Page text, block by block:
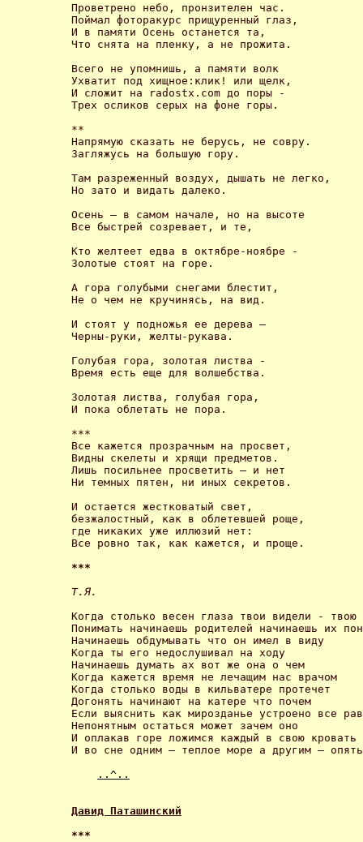
Проветрено небо, пронзителен час.
Поймал фоторакурс прищуренный глаз,
И в памяти Осень останется та,
Что снята на пленку, а не прожита.
Всего не упомнишь, a памяти волк
Ухватит под хищное:клик! или щелк,
И сложит на radostx.com до поры -
Трех осликов серых на фоне горы.
**
Напрямую сказать не берусь, не совру.
Загляжусь на большую гору.
Там разреженный воздух, дышать не легко,
Но зато и видать далеко.
Осень – в самом начале, но на высоте
Все быстрей созревает, и те,
Кто желтеет едва в октябре-ноябре -
Золотые стоят на горе.
А гора голубыми снегами блестит,
Не о чем не кручинясь, на вид.
И стоят у подножья ее дерева –
Черны-руки, желты-рукава.
Голубая гора, золотая листва -
Время есть еще для волшебства.
Золотая листва, голубая гора,
И пока облетать не пора.
***
Все кажется прозрачным на просвет,
Bидны скелеты и хрящи предметов.
Лишь посильнее просветить – и нет
Ни темных пятен, ни иных секретов.
И остается жестковатый свет,
безжалостный, как в облетевшей роще,
где никаких уже иллюзий нет:
Все ровно так, как кажется, и проще.
***
Т.Я.
Когда столько весен глаза твои видели -
Понимать начинаешь родителей начинаешь их
Начинаешь обдумывать что он имел в виду
Когда ты его недослушивал на ходу
Начинаешь думать ах вот же она о чем
Когда кажется время не лечащим нас врачом
Когда столько воды в кильватере протечет
Догонять начинают на катере что почем
Если выяснить как мирозданье устроено все
Непонятным остаться может зачем оно
И оплакав горе ложимся каждый в свою кровать
И во сне одним – теплое море а другим –
..^..
Давид Паташинский
***